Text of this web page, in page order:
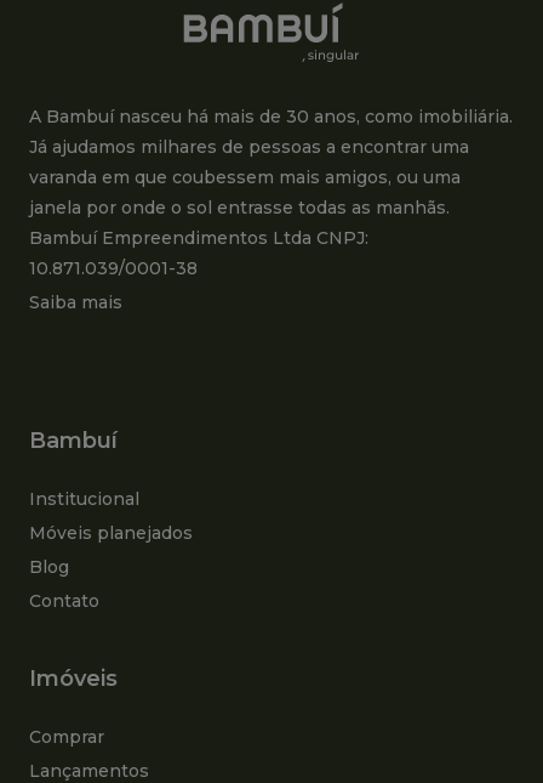
A Bambuí nasceu há mais de 30 anos, como imobiliária.
Já ajudamos milhares de pessoas a encontrar uma
varanda em que coubessem mais amigos, ou uma
janela por onde o sol entrasse todas as manhãs.
Bambuí Empreendimentos Ltda CNPJ:
10.871.039/0001-38
Saiba mais
Bambuí
Institucional
Móveis planejados
Blog
Contato
Imóveis
Comprar
Lançamentos